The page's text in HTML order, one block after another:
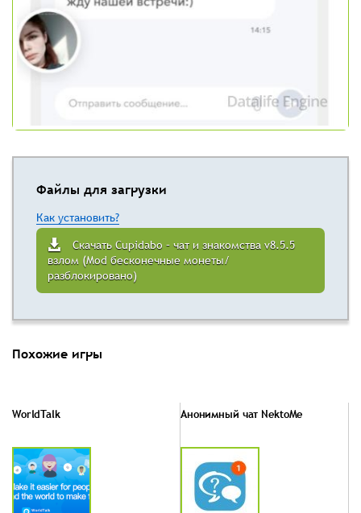
Файлы для загрузки
Как установить?
Скачать Cupidabo – чат и знакомства v8.5.5
взлом (Mod бесконечные монеты/
разблокировано)
Похожие игры
WorldTalk Анонимный чат NektoMe